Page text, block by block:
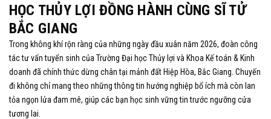
HỌC THỦY LỢI ĐỒNG HÀNH CÙNG SĨ TỬ
BẮC GIANG
Trong không khí rộn ràng của những ngày đầu xuân năm 2026, đoàn công
tác tư vấn tuyển sinh của Trường Đại học Thủy lợi và Khoa Kế toán & Kinh
doanh đã chính thức dừng chân tại mảnh đất Hiệp Hòa, Bắc Giang. Chuyến
đi không chỉ mang theo những thông tin hướng nghiệp bổ ích mà còn lan
tỏa ngọn lửa đam mê, giúp các bạn học sinh vững tin trước ngưỡng cửa
tương lai.